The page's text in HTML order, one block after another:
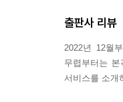
AI 검색은 나야
출판사 리뷰
2022년 12월
무렵부터는
서비스를 소개